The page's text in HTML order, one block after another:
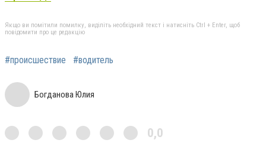
Якщо ви помітили помилку, виділіть необхідний текст і натисніть Ctrl + Enter, щоб
повідомити про це редакцію
#происшествие #водитель
Богданова Юлия
0,0